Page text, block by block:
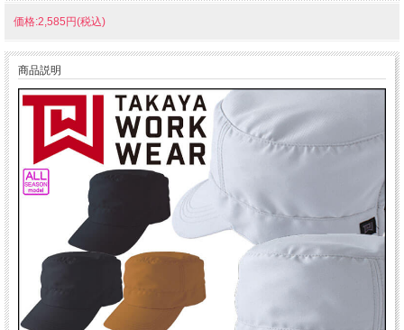
価格:2,585円(税込)
商品説明